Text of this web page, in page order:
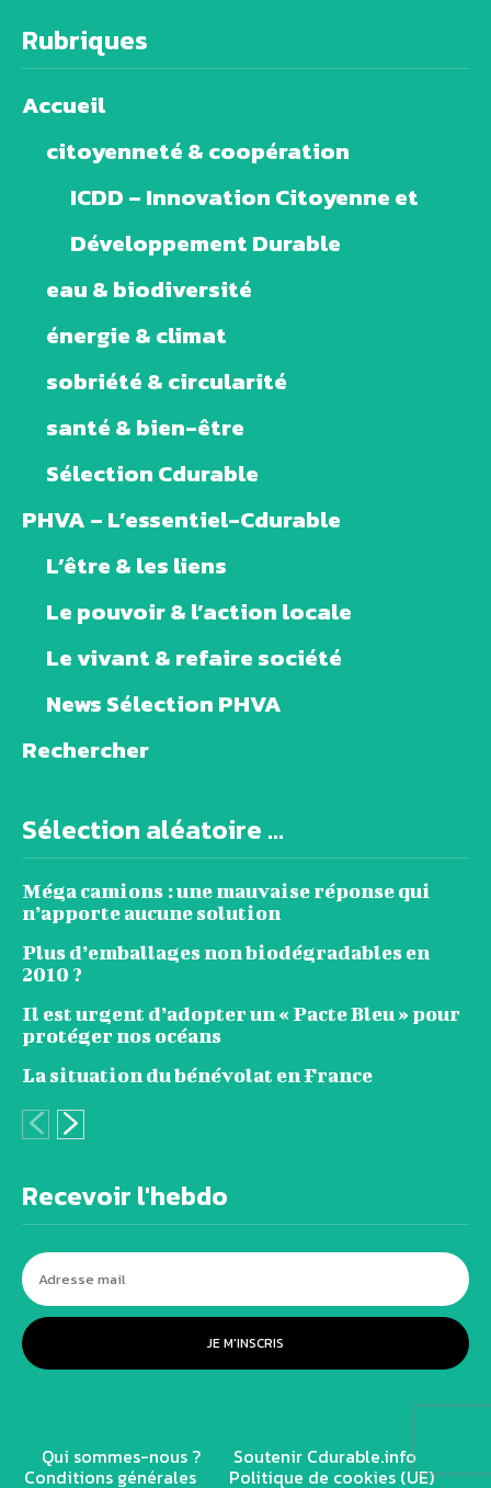
Rubriques
Accueil
citoyenneté & coopération
ICDD – Innovation Citoyenne et
Développement Durable
eau & biodiversité
énergie & climat
sobriété & circularité
santé & bien-être
Sélection Cdurable
PHVA – L’essentiel-Cdurable
L’être & les liens
Le pouvoir & l’action locale
Le vivant & refaire société
News Sélection PHVA
Rechercher
Sélection aléatoire ...
Méga camions : une mauvaise réponse qui
n’apporte aucune solution
Plus d’emballages non biodégradables en
2010 ?
Il est urgent d’adopter un « Pacte Bleu » pour
protéger nos océans
La situation du bénévolat en France
Recevoir l'hebdo
JE M'INSCRIS
Qui sommes-nous ? Soutenir Cdurable.info
Conditions générales Politique de cookies (UE)